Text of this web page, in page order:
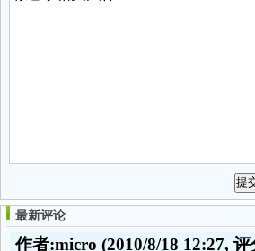
最新评论
作者:micro (2010/8/18 12:27, 评